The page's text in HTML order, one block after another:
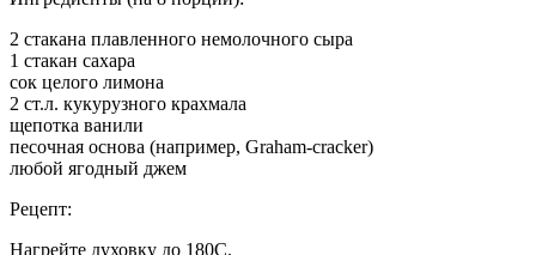
2 стакана плавленного немолочного сыра
1 стакан сахара
сок целого лимона
2 ст.л. кукурузного крахмала
щепотка ванили
песочная основа (например, Graham-cracker)
любой ягодный джем
Рецепт:
Нагрейте духовку до 180С.